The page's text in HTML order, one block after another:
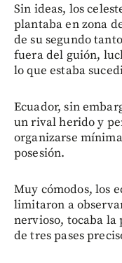
Sin ideas, los
plantaba en zona
de su segundo
fuera del guión,
lo que estaba
Ecuador, sin
un rival herido y
organizarse
posesión.
Muy cómodos, los
limitaron a
nervioso, tocaba la
de tres pases